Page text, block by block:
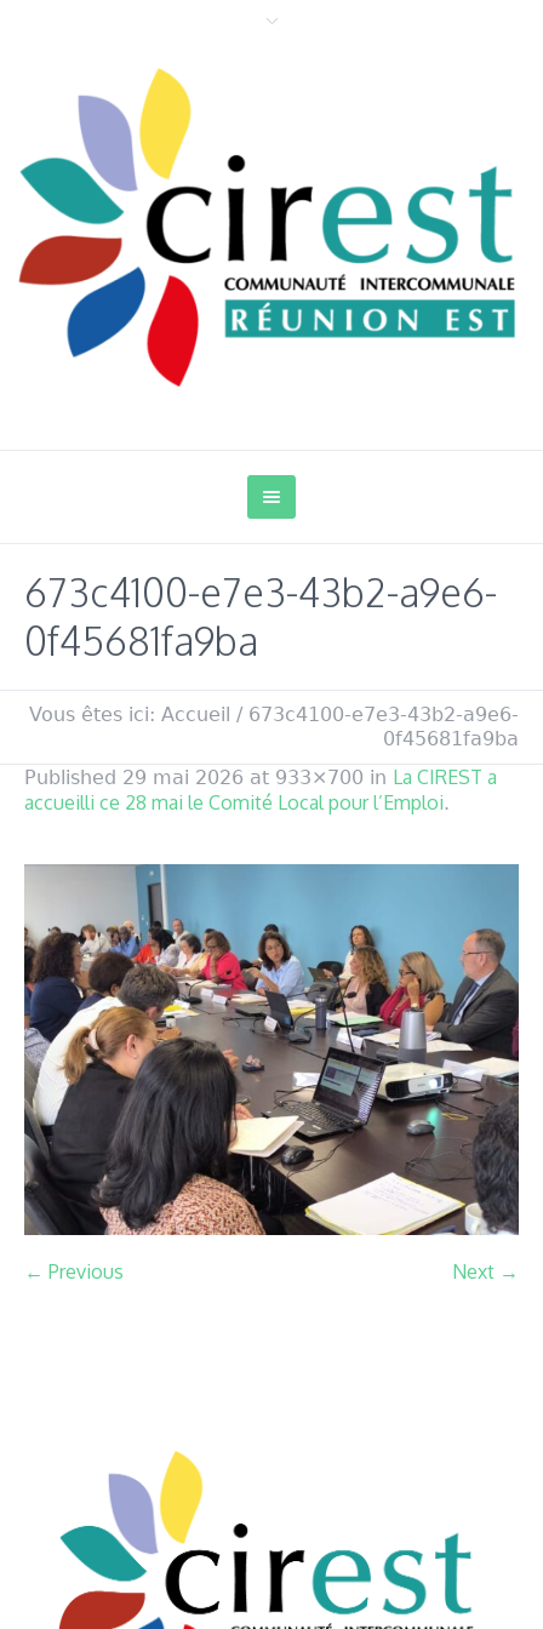
673c4100-e7e3-43b2-a9e6-
0f45681fa9ba
Vous êtes ici: Accueil / 673c4100-e7e3-43b2-a9e6-
0f45681fa9ba
Published 29 mai 2026 at 933×700 in La CIREST a
accueilli ce 28 mai le Comité Local pour l’Emploi.
← Previous Next →